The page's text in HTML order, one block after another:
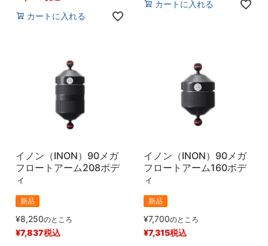
カートに入れる
カートに入れる
イノン（INON）90メガ
フロートアーム208ボデ
ィ
新品
¥8,250のところ
¥7,837税込
イノン（INON）90メガ
フロートアーム160ボデ
ィ
新品
¥7,700のところ
¥7,315税込